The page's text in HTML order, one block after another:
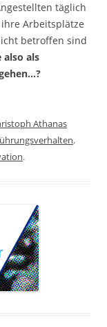
täglich
Arbeitsplätze
betroffen sind
also als
Athanas
,
.